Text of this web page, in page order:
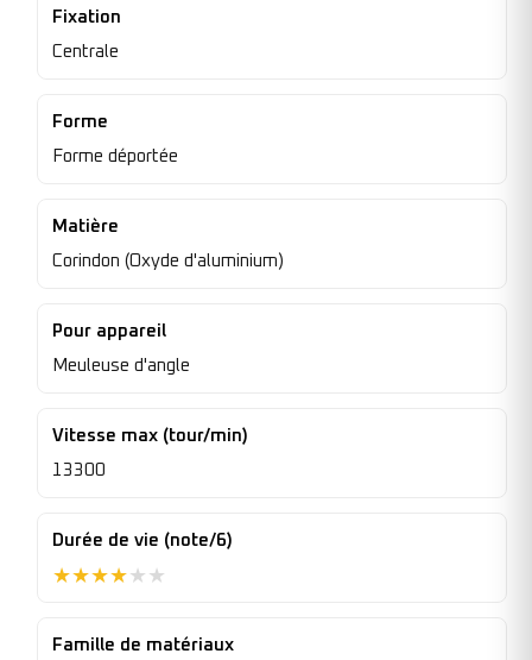
Fixation
Centrale
Forme
Forme déportée
Matière
Corindon (Oxyde d'aluminium)
Pour appareil
Meuleuse d'angle
Vitesse max (tour/min)
13300
Durée de vie (note/6)
★★★★★ ★
Famille de matériaux